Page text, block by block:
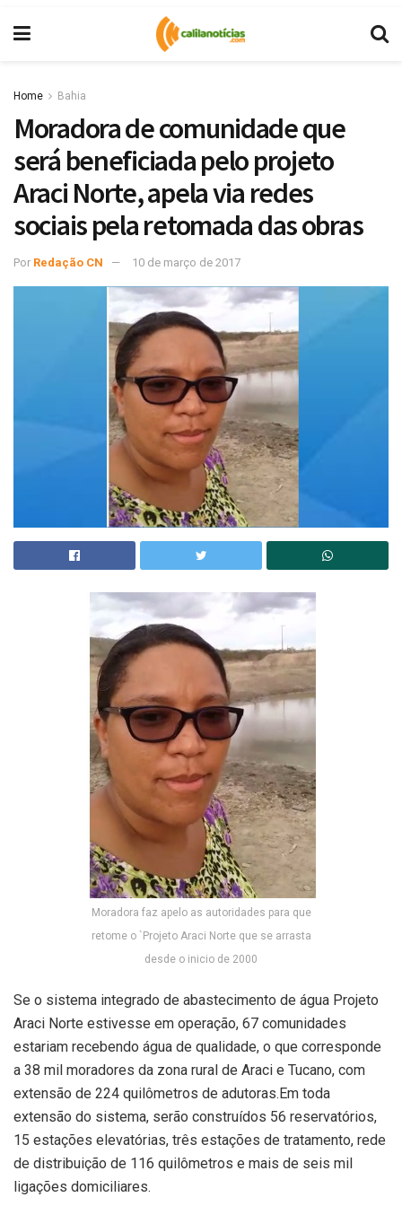
Home Bahia
Moradora de comunidade que
será beneficiada pelo projeto
Araci Norte, apela via redes
sociais pela retomada das obras
Por Redação CN 10 de março de 2017
Moradora faz apelo as autoridades para que
retome o `Projeto Araci Norte que se arrasta
desde o inicio de 2000
Se o sistema integrado de abastecimento de água Projeto
Araci Norte estivesse em operação, 67 comunidades
estariam recebendo água de qualidade, o que corresponde
a 38 mil moradores da zona rural de Araci e Tucano, com
extensão de 224 quilômetros de adutoras.Em toda
extensão do sistema, serão construídos 56 reservatórios,
15 estações elevatórias, três estações de tratamento, rede
de distribuição de 116 quilômetros e mais de seis mil
ligações domiciliares.